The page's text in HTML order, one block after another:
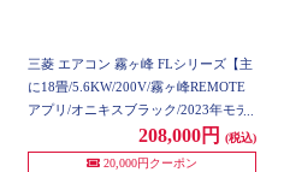
三菱 エアコン 霧ヶ峰 FLシリーズ【主
に18畳/5.6KW/200V/霧ヶ峰REMOTE
アプリ/オニキスブラック/2023年モデ
ル】★大型配送対象商品 MSZ-FL5621
S-K-ESET
208,000円
(税込)
20,000円クーポン